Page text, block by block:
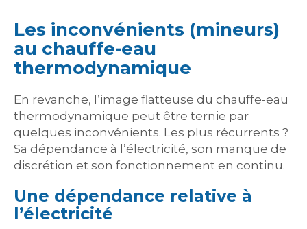
Les inconvénients (mineurs)
au chauffe-eau
thermodynamique
En revanche, l’image flatteuse du chauffe-eau
thermodynamique peut être ternie par
quelques inconvénients. Les plus récurrents ?
Sa dépendance à l’électricité, son manque de
discrétion et son fonctionnement en continu.
Une dépendance relative à
l’électricité